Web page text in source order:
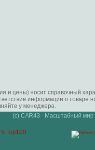
и цены) носит справочный
информации о
у менеджера.
(c) CAR43 - Масштабный мир